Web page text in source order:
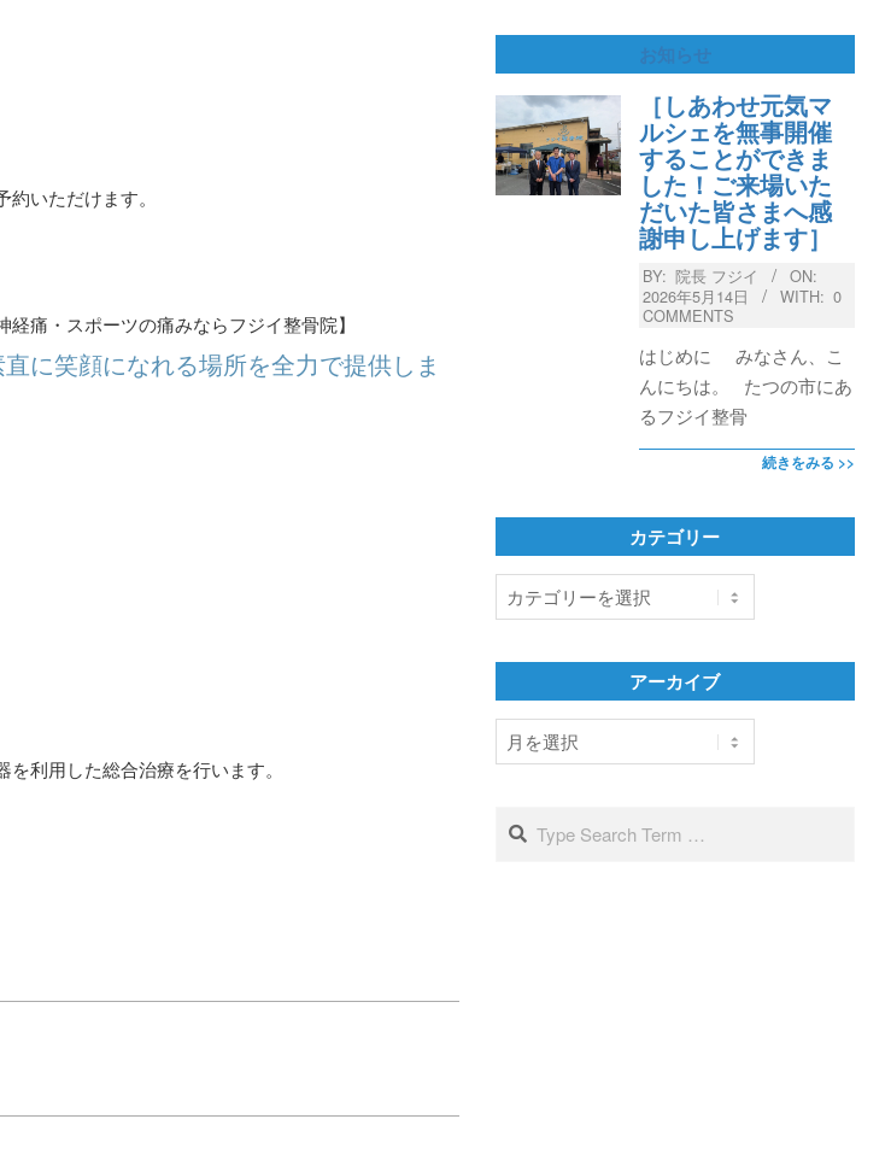
いただけます。
痛・スポーツの痛みならフジイ整骨院】
に笑顔になれる場所を全力で提供しま
利用した総合治療を行います。
お知らせ
［しあわせ元気マ
ルシェを無事開催
することができま
した！ご来場いた
だいた皆さまへ感
謝申し上げます］
BY: 院長 フジイ
ON:
2026年5月14日
WITH: 0
COMMENTS
はじめに みなさん、こ
んにちは。 たつの市にあ
るフジイ整骨
続きをみる >>
カテゴリー
テ
リ
アーカイブ
ア
ー
ブSearch